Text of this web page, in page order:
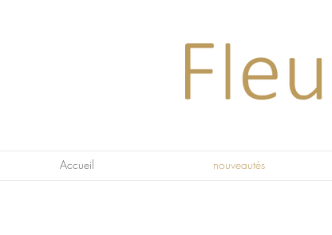
Accueil nouveautés